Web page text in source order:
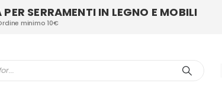
SERRAMENTI IN LEGNO E MOBILI
minimo 10€